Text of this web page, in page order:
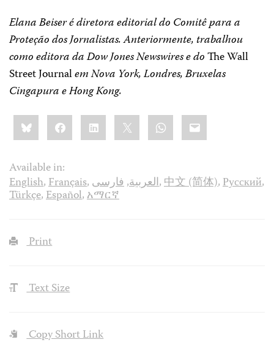
Elana Beiser é diretora editorial do Comitê para a
Proteção dos Jornalistas. Anteriormente, trabalhou
como editora da Dow Jones Newswires e doThe Wall
Street Journalem Nova York, Londres, Bruxelas
Cingapura e Hong Kong.
Share
this:BlueskyFacebookLinkedIn WhatsApp
Email
Available in:
English,Français, العربية,فارسی ,中文 (简体),Русский,
Türkçe,Español,አማርኛ
Print
Text Size
Copy Short Link